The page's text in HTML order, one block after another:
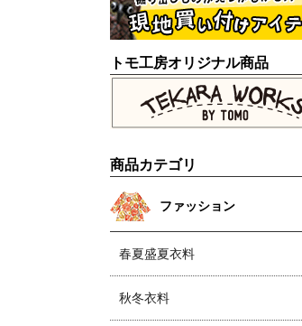
トモ工房オリジナル商品
商品カテゴリ
ファッション
春夏盛夏衣料
秋冬衣料